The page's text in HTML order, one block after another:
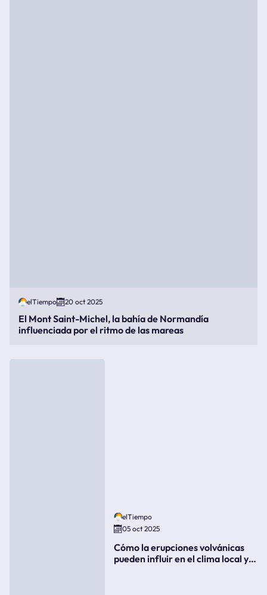
elTiempo 20 oct 2025
El Mont Saint-Michel, la bahía de Normandía
influenciada por el ritmo de las mareas
elTiempo
05 oct 2025
Cómo la erupciones volvánicas
pueden influir en el clima local y